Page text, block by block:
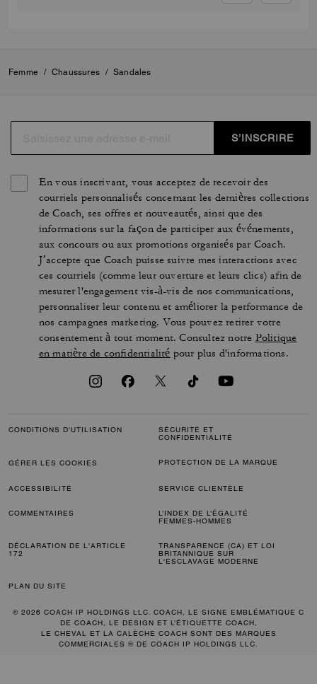
Femme / Chaussures / Sandales
S’INSCRIRE
En vous inscrivant, vous acceptez de recevoir des
courriels personnalisés concernant les dernières collections
de Coach, ses offres et nouveautés, ainsi que des
informations sur la façon de participer aux événements,
aux concours ou aux promotions organisés par Coach.
J’accepte que Coach puisse suivre mes interactions avec
ces courriels (comme leur ouverture et leurs clics) afin de
mesurer l'engagement vis-à-vis de nos communications,
personnaliser leur contenu et améliorer la performance de
nos campagnes marketing. Vous pouvez retirer votre
consentement à tout moment. Consultez notre Politique
en matière de confidentialité pour plus d'informations.
CONDITIONS D'UTILISATION
SÉCURITÉ ET
CONFIDENTIALITÉ
GÉRER LES COOKIES PROTECTION DE LA MARQUE
ACCESSIBILITÉ SERVICE CLIENTÈLE
COMMENTAIRES
L’INDEX DE L’ÉGALITÉ
FEMMES-HOMMES
DÉCLARATION DE L'ARTICLE
172
TRANSPARENCE (CA) ET LOI
BRITANNIQUE SUR
L'ESCLAVAGE MODERNE
PLAN DU SITE
© 2026 COACH IP HOLDINGS LLC. COACH, LE SIGNE EMBLÉMATIQUE C
DE COACH, LE DESIGN ET L’ÉTIQUETTE COACH,
LE CHEVAL ET LA CALÈCHE COACH SONT DES MARQUES
COMMERCIALES ® DE COACH IP HOLDINGS LLC.